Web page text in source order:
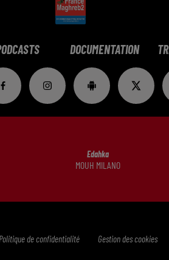
DOCUMENTATION
Edahka
MOUH MILANO
Politique de confidentialité Gestion des cookies